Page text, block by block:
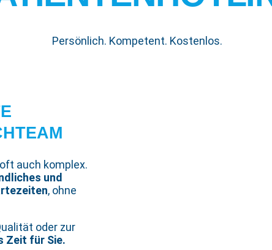
Persönlich. Kompetent. Kostenlos.
auch komplex.
und
, ohne
oder zur
Zeit für Sie.